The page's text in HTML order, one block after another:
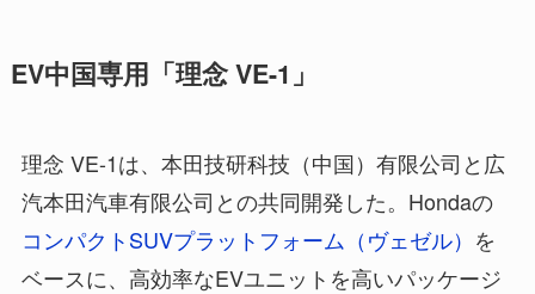
EV中国専用「理念 VE-1」
理念 VE-1は、本田技研科技（中国）有限公司と広
汽本田汽車有限公司との共同開発した。Hondaの
コンパクトSUVプラットフォーム（ヴェゼル） を
ベースに、高効率なEVユニットを高いパッケージ